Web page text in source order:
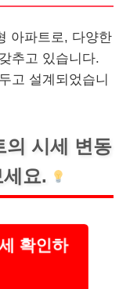
아파트로, 다양한
추고 있습니다.
고 설계되었습니
의 시세 변동
요.
확인하